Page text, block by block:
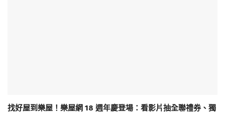
找好屋到樂屋！樂屋網 18 週年慶登場：看影片抽全聯禮券、獨